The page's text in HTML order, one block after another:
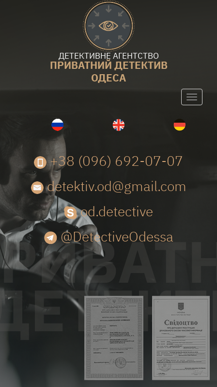
ДЕТЕКТИВНЕ АГЕНТСТВО
ПРИВАТНИЙ ДЕТЕКТИВ
ОДЕСА
Toggle
+38 (096) 692-07-07
detektiv.od@gmail.com
od.detective
@DetectiveOdessa